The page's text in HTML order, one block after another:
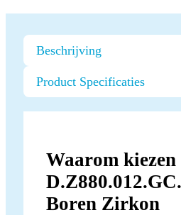
Beschrijving
Product Specificaties
Waarom
Boren Zirkon